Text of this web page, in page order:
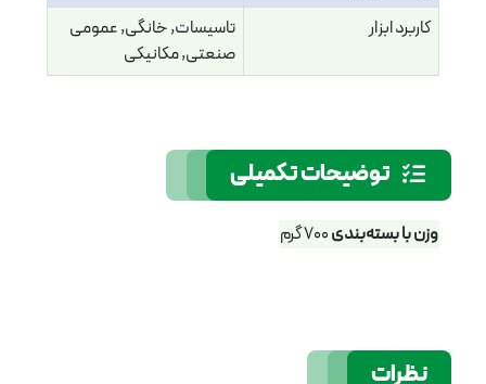
کاربرد ابزار
تاسیسات, خانگی, عمومی
صنعتی, مکانیکی
توضیحات تکمیلی
وزن با بسته‌بندی700 گرم
نظرات